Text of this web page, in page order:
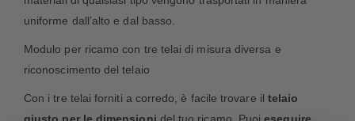
uniforme dall’alto e dal basso.
Modulo per ricamo con tre telai di misura diversa e
riconoscimento del telaio
Con i tre telai forniti a corredo, è facile trovare il telaio
giusto per le dimensioni del tuo ricamo. Puoieseguire